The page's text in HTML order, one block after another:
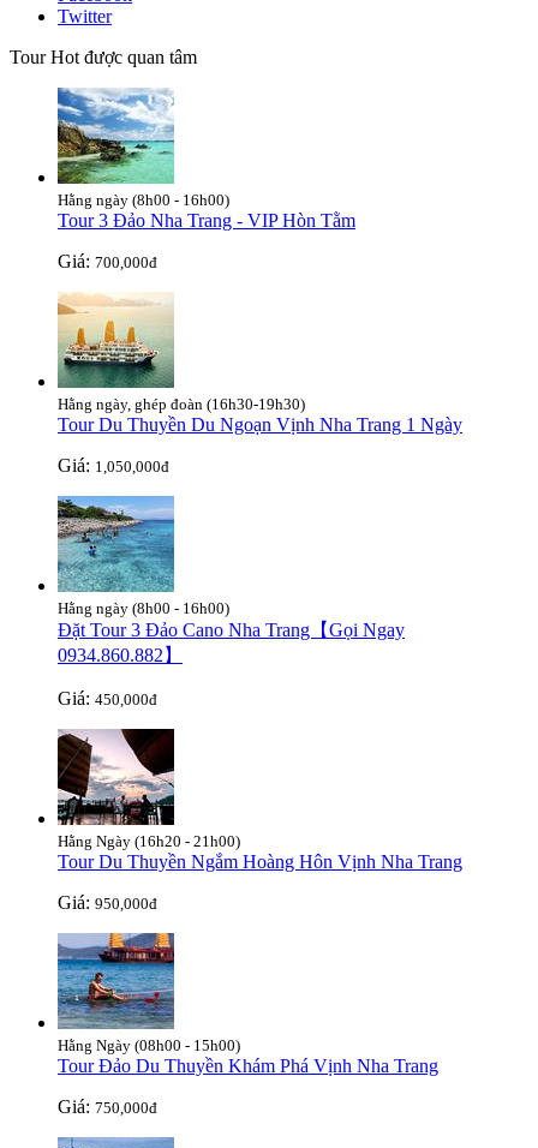
Twitter
Tour Hot được quan tâm
Hằng ngày (8h00 - 16h00)
Tour 3 Đảo Nha Trang - VIP Hòn Tằm
Giá: 700,000đ
Hằng ngày, ghép đoàn (16h30-19h30)
Tour Du Thuyền Du Ngoạn Vịnh Nha Trang 1 Ngày
Giá: 1,050,000đ
Hằng ngày (8h00 - 16h00)
Đặt Tour 3 Đảo Cano Nha Trang【Gọi Ngay
0934.860.882】
Giá: 450,000đ
Hằng Ngày (16h20 - 21h00)
Tour Du Thuyền Ngắm Hoàng Hôn Vịnh Nha Trang
Giá: 950,000đ
Hằng Ngày (08h00 - 15h00)
Tour Đảo Du Thuyền Khám Phá Vịnh Nha Trang
Giá: 750,000đ